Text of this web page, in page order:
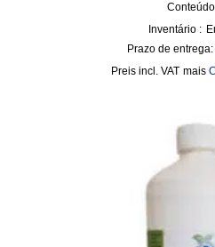
Inventário :
Prazo de entrega:
incl. VAT mais